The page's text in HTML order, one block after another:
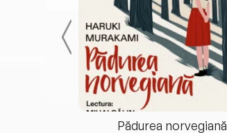
Pădurea norvegiană